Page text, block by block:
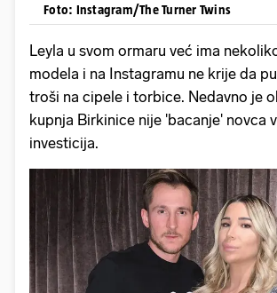
Foto: Instagram/The Turner Twins
Leyla u svom ormaru već ima
modela i na Instagramu ne krije da
troši na cipele i torbice. Nedavno je
kupnja Birkinice nije 'bacanje' novca
investicija.